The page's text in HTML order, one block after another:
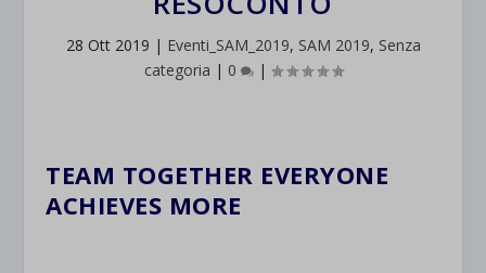
28 Ott 2019 | Eventi_SAM_2019, SAM 2019, Senza
categoria | 0 |
TEAM TOGETHER EVERYONE
ACHIEVES MORE